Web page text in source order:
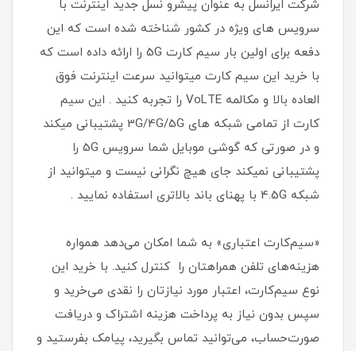
شرکت ایرانسل به عنوان پیشرو نسل جدید اینترنت با
سرویس های ویژه در کشور شناخته شده است که این
دفعه برای اولین بار سیم کارت 5G را ارائه داده است که
با خرید این سیم کارت میتوانید سرعت اینترنت فوق
العاده بالا و مکالمه VoLTE را تجربه کنید . این سیم
کارت از تمامی شبکه های 3G/4G/5G پشتیبانی میکند
و در صورتی که گوشی موبایل شما سرویس 5G را
پشتیبانی نمیکند جای هیچ نگرانی نیست و میتوانید از
شبکه 4.5G با پهنای باند بالاتری استفاده نمایید .
«سیم‌کارت اعتباری» به شما امکان می‌دهد همواره
هزینه‌های تلفن همراهتان را کنترل کنید. با خرید این
نوع سیم‌کارت، اعتبار مورد نیازتان را نقدی می‌خرید و
سپس بدون نیاز به پرداخت هزینه اشتراک و دریافت
صورت‌حساب، می‌توانید تماس بگیرید، پیامک بفرستید و